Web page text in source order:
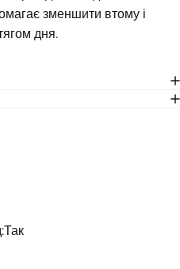
зменшити втому і
дня.
Так